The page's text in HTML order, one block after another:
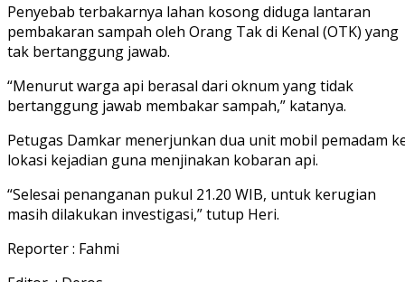
Penyebab terbakarnya lahan kosong diduga lantaran
pembakaran sampah oleh Orang Tak di Kenal (OTK) yang
tak bertanggung jawab.
“Menurut warga api berasal dari oknum yang tidak
bertanggung jawab membakar sampah,” katanya.
Petugas Damkar menerjunkan dua unit mobil pemadam
lokasi kejadian guna menjinakan kobaran api.
“Selesai penanganan pukul 21.20 WIB, untuk kerugian
masih dilakukan investigasi,” tutup Heri.
Reporter : Fahmi